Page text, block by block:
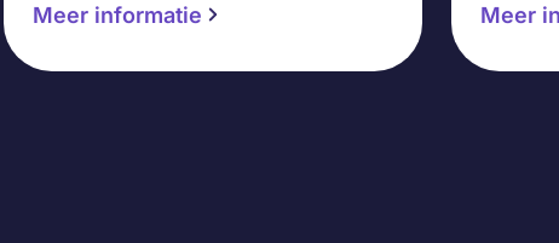
Meer informatie Meer